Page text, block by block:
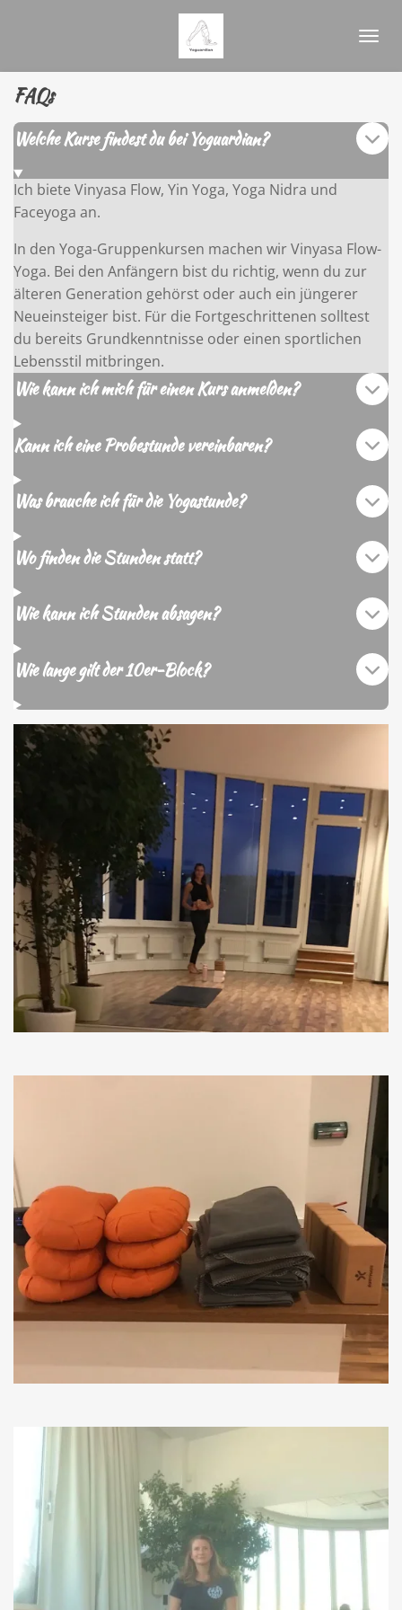
FAQs
Welche Kurse findest du bei Yoguardian?
Ich biete Vinyasa Flow, Yin Yoga, Yoga Nidra und
Faceyoga an.
In den Yoga-Gruppenkursen machen wir Vinyasa Flow-
Yoga. Bei den Anfängern bist du richtig, wenn du zur
älteren Generation gehörst oder auch ein jüngerer
Neueinsteiger bist. Für die Fortgeschrittenen solltest
du bereits Grundkenntnisse oder einen sportlichen
Lebensstil mitbringen.
Wie kann ich mich für einen Kurs anmelden?
Kann ich eine Probestunde vereinbaren?
Was brauche ich für die Yogastunde?
Wo finden die Stunden statt?
Wie kann ich Stunden absagen?
Wie lange gilt der 10er-Block?